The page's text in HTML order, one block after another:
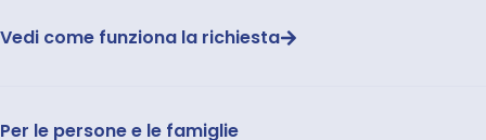
Vedi come funziona la richiesta
Per le persone e le famiglie